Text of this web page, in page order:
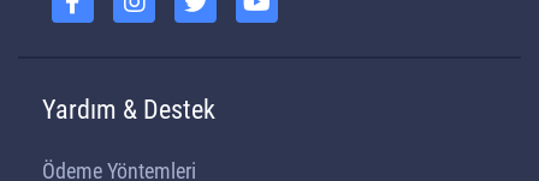
Yardım & Destek
Ödeme Yöntemleri